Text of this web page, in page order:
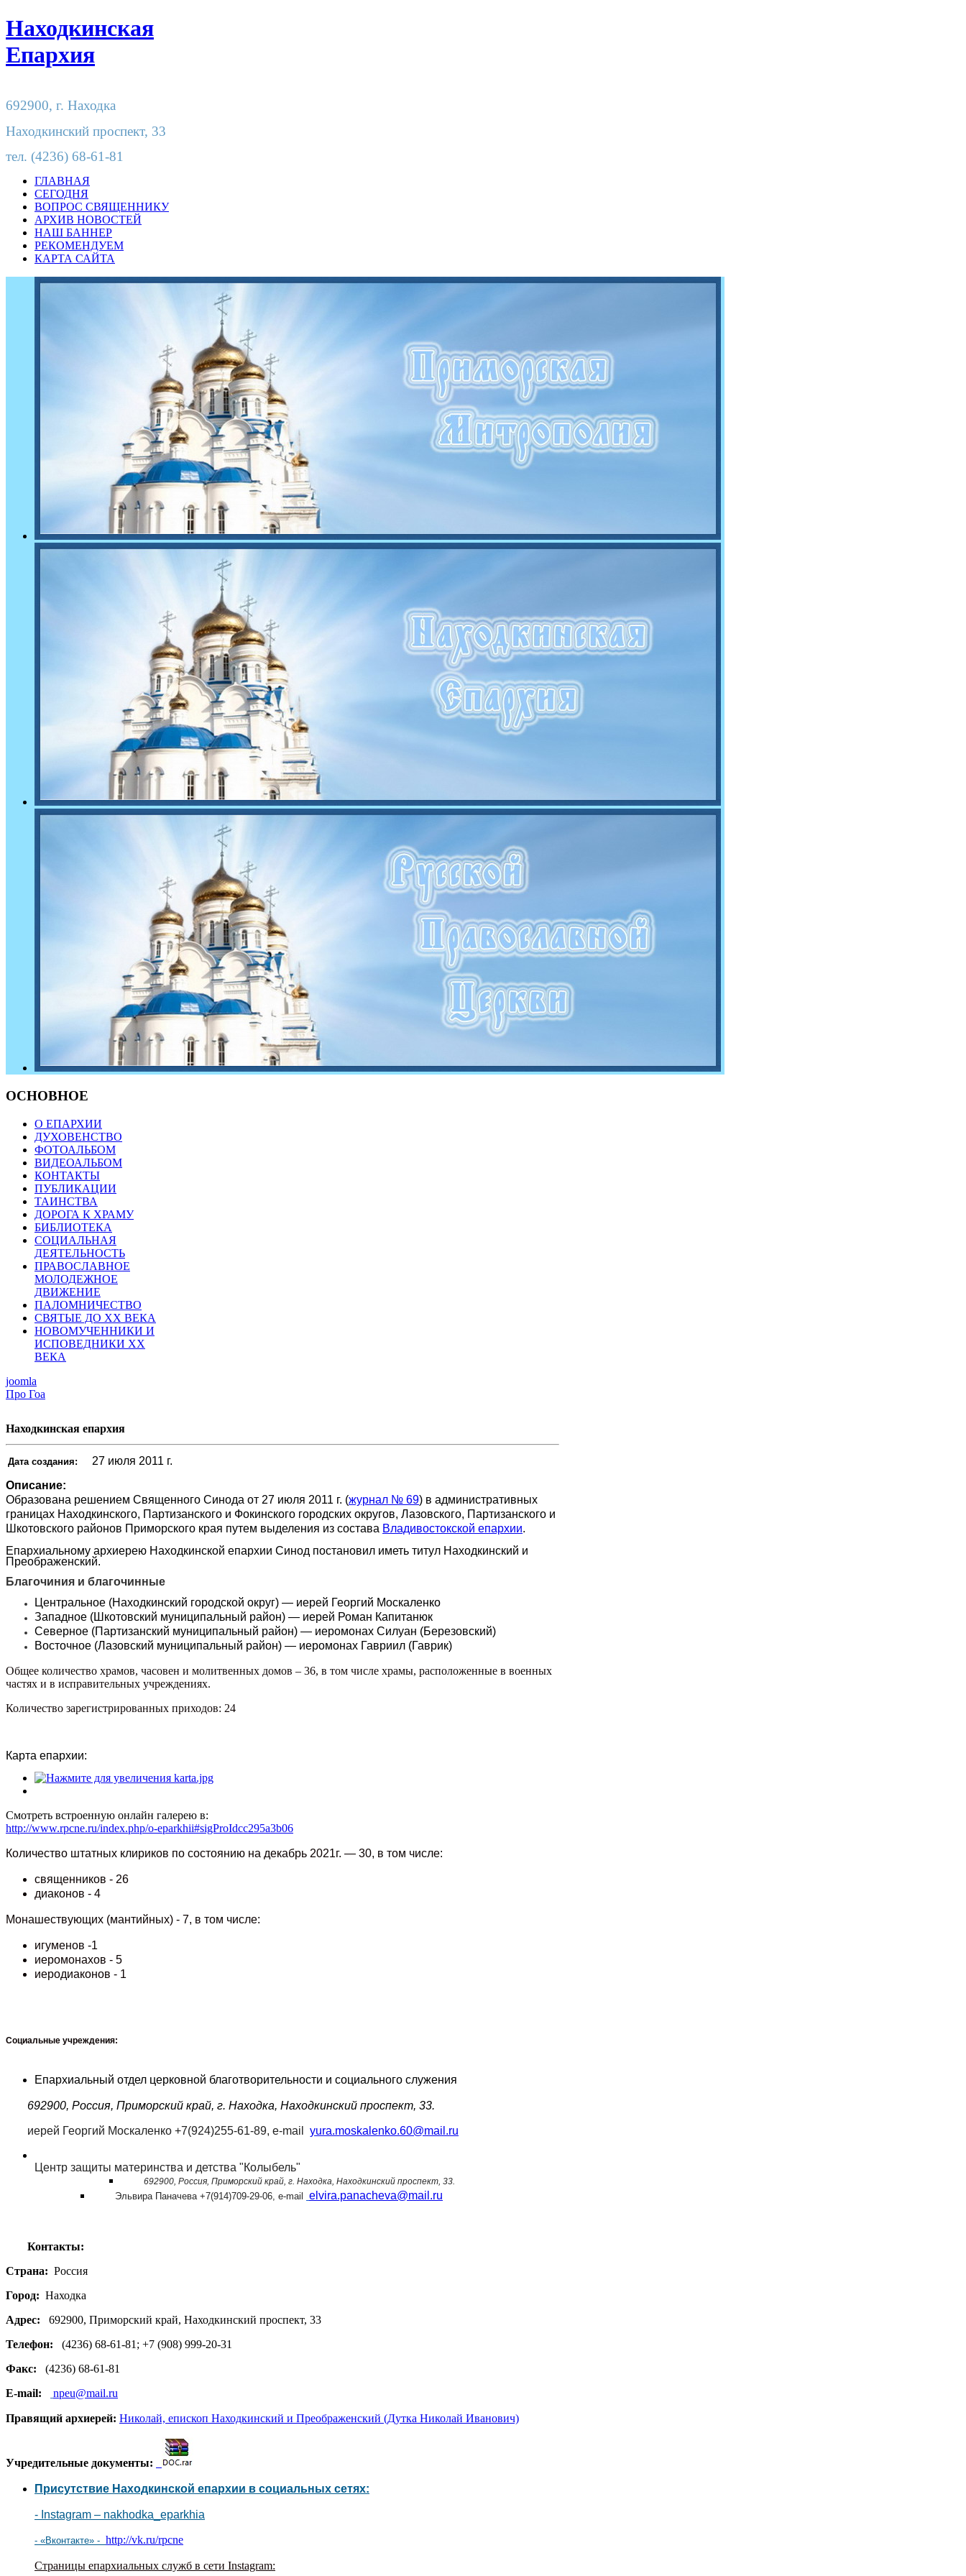
Находкинская
Епархия
692900, г. Находка
Находкинский проспект, 33
тел. (4236) 68-61-81
ГЛАВНАЯ
СЕГОДНЯ
ВОПРОС СВЯЩЕННИКУ
АРХИВ НОВОСТЕЙ
НАШ БАННЕР
РЕКОМЕНДУЕМ
КАРТА САЙТА
ОСНОВНОЕ
О ЕПАРХИИ
ДУХОВЕНСТВО
ФОТОАЛЬБОМ
ВИДЕОАЛЬБОМ
КОНТАКТЫ
ПУБЛИКАЦИИ
ТАИНСТВА
ДОРОГА К ХРАМУ
БИБЛИОТЕКА
СОЦИАЛЬНАЯ
ДЕЯТЕЛЬНОСТЬ
ПРАВОСЛАВНОЕ
МОЛОДЕЖНОЕ
ДВИЖЕНИЕ
ПАЛОМНИЧЕСТВО
СВЯТЫЕ ДО ХХ ВЕКА
НОВОМУЧЕННИКИ И
ИСПОВЕДНИКИ ХХ
ВЕКА
joomla
Про Гоа
Находкинская епархия
Дата создания: 27 июля 2011 г.
Описание:
Образована решением Священного Синода от 27 июля 2011 г. (журнал № 69) в административных
границах Находкинского, Партизанского и Фокинского городских округов, Лазовского, Партизанского и
Шкотовского районов Приморского края путем выделения из состава Владивостокской епархии.
Епархиальному архиерею Находкинской епархии Синод постановил иметь титул Находкинский и
Преображенский.
Благочиния и благочинные
Центральное (Находкинский городской округ) — иерей Георгий Москаленко
Западное (Шкотовский муниципальный район) — иерей Роман Капитанюк
Северное (Партизанский муниципальный район) — иеромонах Силуан (Березовский)
Восточное (Лазовский муниципальный район) — иеромонах Гавриил (Гаврик)
Общее количество храмов, часовен и молитвенных домов – 36, в том числе храмы, расположенные в военных
частях и в исправительных учреждениях.
Количество зарегистрированных приходов: 24
Карта епархии:
Смотреть встроенную онлайн галерею в:
http://www.rpcne.ru/index.php/o-eparkhii#sigProIdcc295a3b06
Количество штатных клириков по состоянию на декабрь 2021г. — 30, в том числе:
священников - 26
диаконов - 4
Монашествующих (мантийных) - 7, в том числе:
игуменов -1
иеромонахов - 5
иеродиаконов - 1
Социальные учреждения:
Епархиальный отдел церковной благотворительности и социального служения
692900, Россия, Приморский край, г. Находка, Находкинский проспект, 33.
иерей Георгий Москаленко +7(924)255-61-89, e-mail yura.moskalenko.60@mail.ru
Центр защиты материнства и детства "Колыбель"
692900, Россия, Приморский край, г. Находка, Находкинский проспект, 33.
Эльвира Паначева +7(914)709-29-06, e-mail elvira.panacheva@mail.ru
Контакты:
Страна: Россия
Город: Находка
Адрес: 692900, Приморский край, Находкинский проспект, 33
Телефон: (4236) 68-61-81; +7 (908) 999-20-31
Факс: (4236) 68-61-81
E-mail:
npeu@mail.ru
Правящий архиерей: Николай, епископ Находкинский и Преображенский (Дутка Николай Иванович)
Учредительные документы:
Присутствие Находкинской епархии в социальных сетях:
- Instagram – nakhodka_eparkhia
- «Вконтакте» - http://vk.ru/rpcne
Страницы епархиальных служб в сети Instagram: